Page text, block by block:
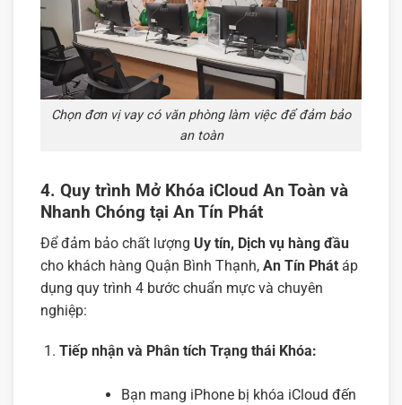
Chọn đơn vị vay có văn phòng làm việc để đảm bảo
an toàn
4. Quy trình Mở Khóa iCloud An Toàn và
Nhanh Chóng tại An Tín Phát
Để đảm bảo chất lượng Uy tín, Dịch vụ hàng đầu
cho khách hàng Quận Bình Thạnh, An Tín Phát áp
dụng quy trình 4 bước chuẩn mực và chuyên
nghiệp:
Tiếp nhận và Phân tích Trạng thái Khóa:
Bạn mang iPhone bị khóa iCloud đến